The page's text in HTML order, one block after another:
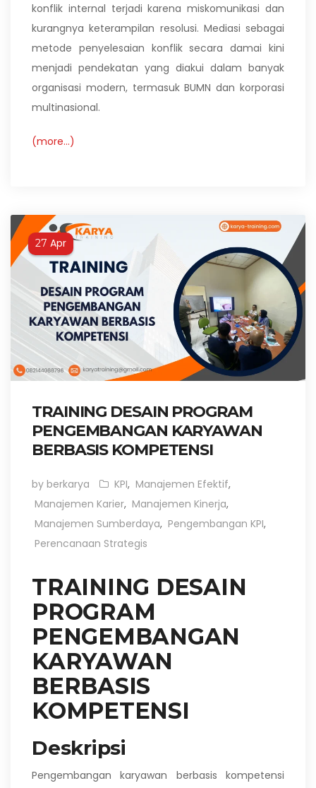
konflik internal terjadi karena miskomunikasi dan
kurangnya keterampilan resolusi. Mediasi sebagai
metode penyelesaian konflik secara damai kini
menjadi pendekatan yang diakui dalam banyak
organisasi modern, termasuk BUMN dan korporasi
multinasional.
(more…)
27 Apr
TRAINING DESAIN PROGRAM
PENGEMBANGAN KARYAWAN
BERBASIS KOMPETENSI
by berkarya KPI, Manajemen Efektif,
Manajemen Karier, Manajemen Kinerja,
Manajemen Sumberdaya, Pengembangan KPI,
Perencanaan Strategis
TRAINING DESAIN
PROGRAM
PENGEMBANGAN
KARYAWAN
BERBASIS
KOMPETENSI
Deskripsi
Pengembangan karyawan berbasis kompetensi